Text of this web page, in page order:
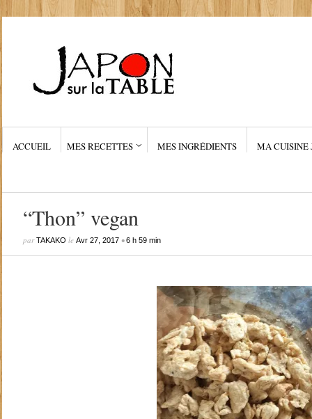
ACCUEIL MES RECETTES MES INGRÉDIENTS MA CUISINE
“Thon” vegan
parTAKAKO le Avr 27, 2017•6 h 59 min